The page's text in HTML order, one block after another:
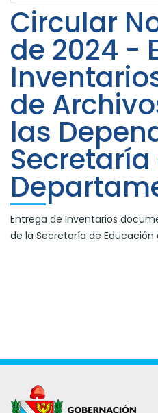
Circular
de 2024 -
de
las
Entrega de Inventarios
de la Secretaría de